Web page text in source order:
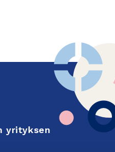
yrityksen